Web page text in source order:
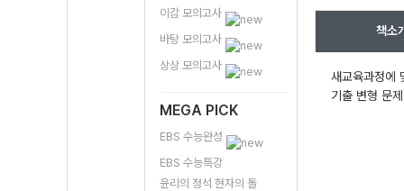
이감 모의고사
바탕 모의고사
상상 모의고사
MEGA PICK
EBS 수능완성
EBS 수능특강
윤리의 정석 현자의 돌
책소
새교육과정에
기출 변형 문